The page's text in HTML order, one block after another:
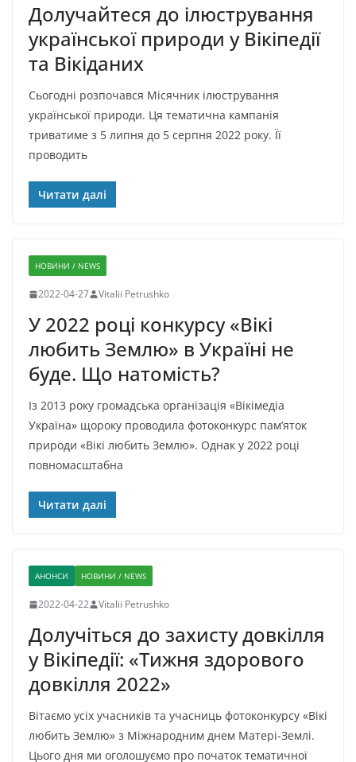
Долучайтеся до ілюстрування
української природи у Вікіпедії
та Вікіданих
Сьогодні розпочався Місячник ілюстрування
української природи. Ця тематична кампанія
триватиме з 5 липня до 5 серпня 2022 року. Її
проводить
Читати далі
НОВИНИ / NEWS
2022-04-27 Vitalii Petrushko
У 2022 році конкурсу «Вікі
любить Землю» в Україні не
буде. Що натомість?
Із 2013 року громадська організація «Вікімедіа
Україна» щороку проводила фотоконкурс пам’яток
природи «Вікі любить Землю». Однак у 2022 році
повномасштабна
Читати далі
АНОНСИ НОВИНИ / NEWS
2022-04-22 Vitalii Petrushko
Долучіться до захисту довкілля
у Вікіпедії: «Тижня здорового
довкілля 2022»
Вітаємо усіх учасників та учасниць фотоконкурсу «Вікі
любить Землю» з Міжнародним днем Матері-Землі.
Цього дня ми оголошуємо про початок тематичної